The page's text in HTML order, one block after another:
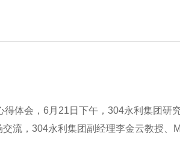
体会，6月21日下午，304永利集团研
流，304永利集团副经理李金云教授、